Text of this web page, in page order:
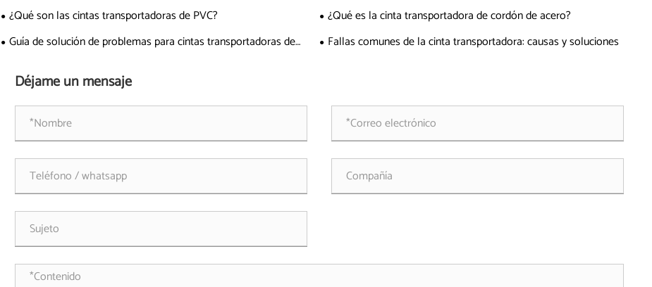
¿Qué son las cintas transportadoras de PVC?
¿Qué es la cinta transportadora de cordón de acero?
Guía de solución de problemas para cintas transportadoras de
Fallas comunes de la cinta transportadora: causas y soluciones
Déjame un mensaje